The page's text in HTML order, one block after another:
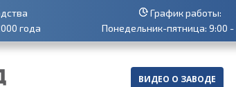
года
График работы:
Понедельник-пятница: 9:00 -
ВИДЕО О ЗАВОДЕ